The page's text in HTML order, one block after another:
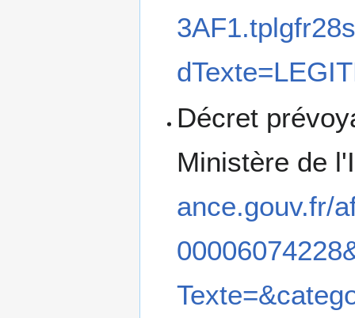
Décret
Ministère de
ance.gouv.fr/